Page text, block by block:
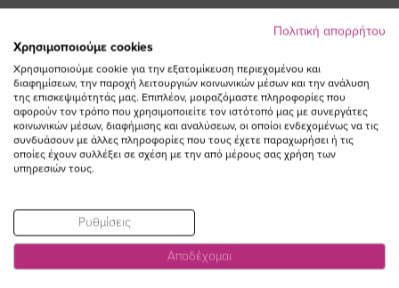
ΔΕΙΤΕ ΕΠΙΣΗΣ
Πολιτική απορρήτου
Χρησιμοποιούμε cookies
Χρησιμοποιούμε cookie για την εξατομίκευση περιεχομένου και
διαφημίσεων, την παροχή λειτουργιών κοινωνικών μέσων και την ανάλυση
της επισκεψιμότητάς μας. Επιπλέον, μοιραζόμαστε πληροφορίες που
αφορούν τον τρόπο που χρησιμοποιείτε τον ιστότοπό μας με συνεργάτες
κοινωνικών μέσων, διαφήμισης και αναλύσεων, οι οποίοι ενδεχομένως να τις
συνδυάσουν με άλλες πληροφορίες που τους έχετε παραχωρήσει ή τις
οποίες έχουν συλλέξει σε σχέση με την από μέρους σας χρήση των
υπηρεσιών τους.
Ρυθμίσεις
Αποδέχομαι